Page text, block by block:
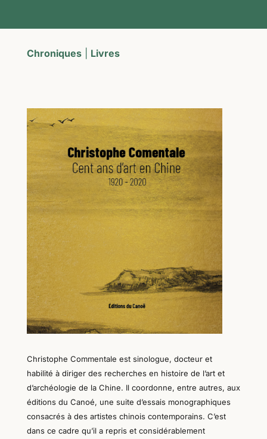
Chroniques| Livres
Christophe Commentale est sinologue, docteur et
habilité à diriger des recherches en histoire de l’art et
d’archéologie de la Chine. Il coordonne, entre autres, aux
éditions du Canoé, une suite d’essais monographiques
consacrés à des artistes chinois contemporains. C’est
dans ce cadre qu’il a repris et considérablement